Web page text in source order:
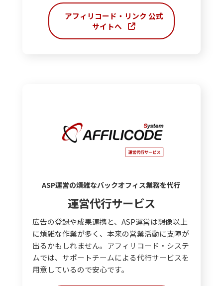
アフィリコード・リンク 公式
サイトへ
ASP運営の煩雑なバックオフィス業務を代行
運営代行サービス
広告の登録や成果連携と、ASP運営は想像以上
に煩雑な作業が多く、本来の営業活動に支障が
出るかもしれません。アフィリコード・システ
ムでは、サポートチームによる代行サービスを
用意しているので安心です。